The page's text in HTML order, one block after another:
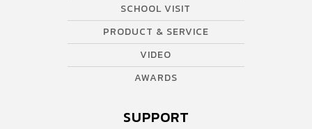
SCHOOL VISIT
PRODUCT & SERVICE
VIDEO
AWARDS
SUPPORT